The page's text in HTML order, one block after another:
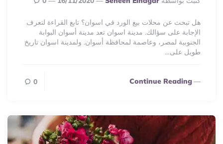
هل تبحث عن محلات بيع الورد في اسوان؟ تابع القراءة لتعرف
الإجابة على سؤالك. مدينة اسوان تعد مدينة أسوان البوابة
الجنوبية لمصر، وعاصمة لمحافظة أسوان. ولمدينة اسوان تاريخ
طويل على…
Continue Reading
0